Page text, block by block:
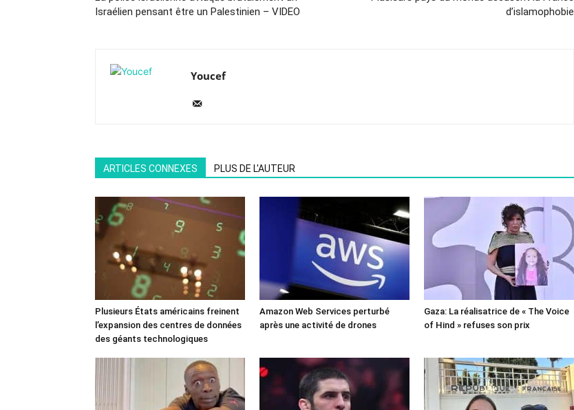
Israélien pensant être un Palestinien – VIDEO
d’islamophobie
Youcef
ARTICLES CONNEXES PLUS DE L'AUTEUR
Plusieurs États américains freinent
l’expansion des centres de données
des géants technologiques
Amazon Web Services perturbé
après une activité de drones
Gaza: La réalisatrice de « The Voice
of Hind » refuses son prix